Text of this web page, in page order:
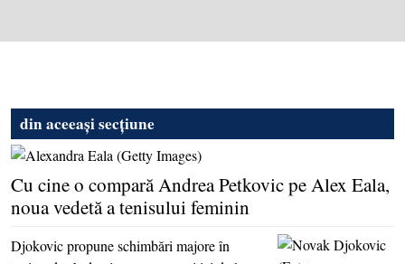
din aceeași secțiune
Cu cine o compară Andrea Petkovic pe Alex Eala,
noua vedetă a tenisului feminin
Djokovic propune schimbări majore în